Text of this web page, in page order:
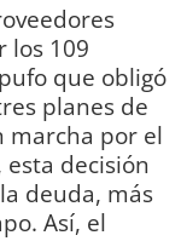
los 109
que obligó
planes de
marcha por el
decisión
deuda, más
Así, el